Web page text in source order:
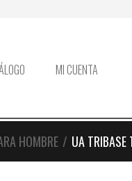
MI CUENTA
HOMBRE / UA TRIBASE